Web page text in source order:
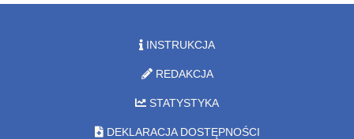
INSTRUKCJA
REDAKCJA
STATYSTYKA
DEKLARACJA DOSTĘPNOŚCI